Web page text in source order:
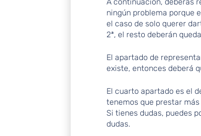
A continuación, deberás
ningún problema porque
el caso de solo querer
2ª, el resto deberán
El apartado de
existe, entonces deberá
El cuarto apartado es el
tenemos que prestar
Si tienes dudas, puedes
dudas.